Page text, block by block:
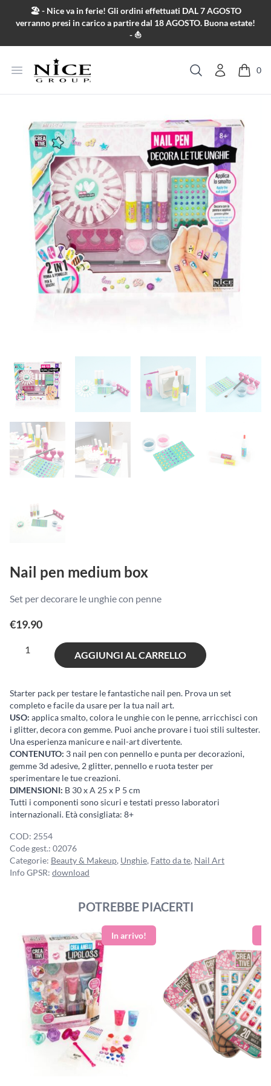
Salta al contenuto
🏖️ - Nice va in ferie! Gli ordini effettuati DAL 7 AGOSTO
verranno presi in carico a partire dal 18 AGOSTO. Buona estate!
- ⛵
Apri menu
Cerca
0
Nail pen medium box
Set per decorare le unghie con penne
€19.90
Nail
box
quantità
AGGIUNGI AL CARRELLO
Starter pack per testare le fantastiche nail pen. Prova un set
completo e facile da usare per la tua nail art.
USO: applica smalto, colora le unghie con le penne, arricchisci con
i glitter, decora con gemme. Puoi anche provare i tuoi stili sultester.
Una esperienza manicure e nail-art divertente.
CONTENUTO: 3 nail pen con pennello e punta per decorazioni,
gemme 3d adesive, 2 glitter, pennello e ruota tester per
sperimentare le tue creazioni.
DIMENSIONI: B 30 x A 25 x P 5 cm
Tutti i componenti sono sicuri e testati presso laboratori
internazionali. Età consigliata: 8+
COD: 2554
Code gest.: 02076
Categorie: Beauty & Makeup, Unghie, Fatto da te, Nail Art
Info GPSR: download
POTREBBE PIACERTI